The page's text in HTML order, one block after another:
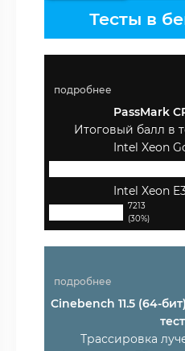
Тесты в
подробнее
PassMark
Итоговый балл в
Intel Xeon
Intel Xeon
7213
(30%)
подробнее
Cinebench 11.5 (64-
тест
Трассировка